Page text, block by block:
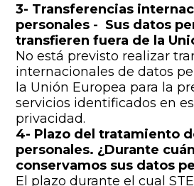
3- Transferencias
personales - Sus datos
transfieren fuera de la
No está previsto realizar
internacionales de datos
la Unión Europea para la
servicios identificados en
privacidad.
4- Plazo del tratamiento
personales. ¿Durante
conservamos sus datos
El plazo durante el cual